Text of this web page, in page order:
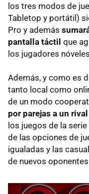
los tres modos de
Tabletop y portátil)
Pro y además
pantalla táctil que
los jugadores
Además, y como es
tanto local como
de un modo
por parejas a un
los juegos de la
de las opciones de
igualadas y las
de nuevos